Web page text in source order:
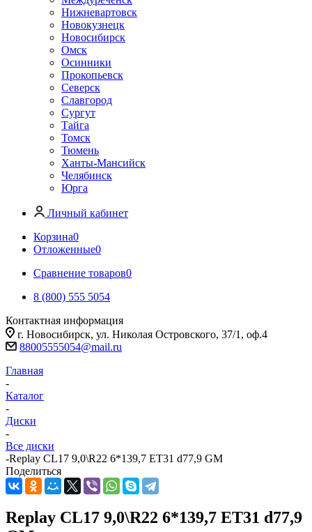
Нижневартовск
Новокузнецк
Новосибирск
Омск
Осинники
Прокопьевск
Северск
Славгород
Сургут
Тайга
Томск
Тюмень
Ханты-Мансийск
Челябинск
Юрга
Личный кабинет
Корзина0
Отложенные0
Сравнение товаров0
8 (800) 555 5054
Контактная информация
г. Новосибирск, ул. Николая Островского, 37/1, оф.4
88005555054@mail.ru
Главная
-
Каталог
-
Диски
-
Все диски
-Replay CL17 9,0\R22 6*139,7 ET31 d77,9 GM
Поделиться
Replay CL17 9,0\R22 6*139,7 ET31 d77,9